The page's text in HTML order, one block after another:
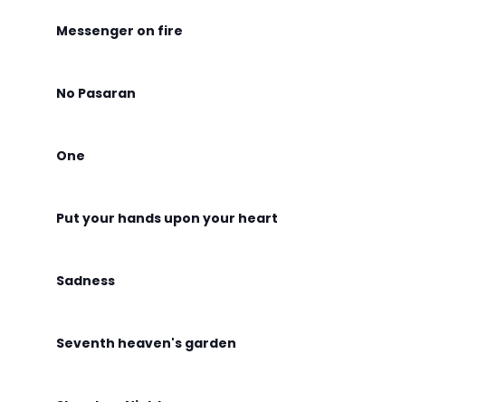
Messenger on fire
No Pasaran
One
Put your hands upon your heart
Sadness
Seventh heaven's garden